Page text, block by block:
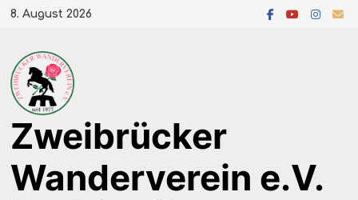
Zum
springen
8. August 2026
Zweibrücker
Wanderverein e.V.